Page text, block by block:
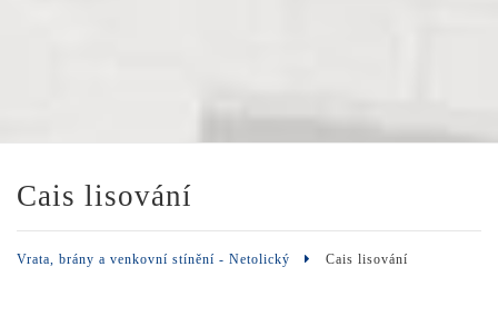
Cais lisování
Vrata, brány a venkovní stínění - Netolický Cais lisování